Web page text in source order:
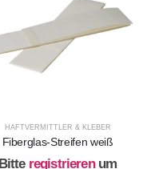
HAFTVERMITTLER & KLEBER
Fiberglas-Streifen weiß
Bitte registrieren um